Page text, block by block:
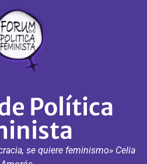
Política
se quiere feminismo» Celia